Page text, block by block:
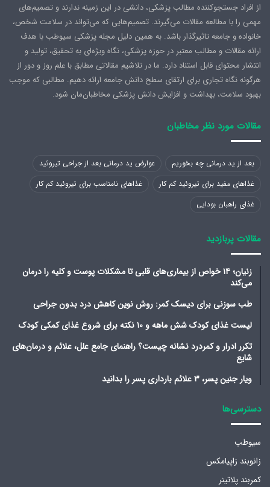
از افراد جستجوکننده مطالب پزشکی، دانشی در این زمینه ندارند و تصمیم‌های
مهمی را با مطالعه مقالات می‌گیرند. تصمیم‌هایی که می‌تواند در سلامت شخص،
خانواده و جامعه تاثیرگذار باشد. به همین دلیل مجله پزشکی سیوطب با هدف
ارائه مقالات و مطالب معتبر در حوزه پزشکی، نگاه ویژه‌ای به تحقیق، تولید و
انتشار محتوای قابل استناد دارد. ما در تلاشیم مقالاتی مطابق با علم روز و دور از
هرگونه نگاه تجاری برای ارتقای سطح دانش جامعه ارائه دهیم. مطالبی که موجب
بهبود سلامت، بهداشت و افزایش دانش پزشکی مخاطبان‌مان شود.
مقالات مورد نظر مخاطبان
بعد از ید درمانی چه بخوریم
عوارض ید درمانی بعد از جراحی تیروئید
غذاهای مفید برای تیروئید کم کار
غذاهای نامناسب برای تیروئید کم کار
غذای راهبان بودایی
مقالات پربازدید
زنیان؛ ۱۴ خواص از بیماری‌های قلبی تا مشکلات پوست و کلیه را درمان
می‌کند
طب سوزنی برای دیسک کمر: روش نوین کاهش درد بدون جراحی
لیست غذای کودک شش ماهه و ۱۰ نکته برای شروع غذای کمکی کودک
تکرر ادرار و کمردرد نشانه چیست؟ راهنمای جامع علل، علائم و درمان‌های
شایع
ویار جنین پسر، ۳ علائم بارداری پسر را بدانید
دسترسی‌ها
سیوطب
زانوبند زاپیامکس
کمربند پلاتینر